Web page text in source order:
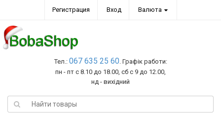
Регистрация Вход Валюта
Тел.: 067 635 25 60. Графік работи:
пн - пт с 8.10 до 18.00, сб с 9 до 12.00,
нд - вихідний